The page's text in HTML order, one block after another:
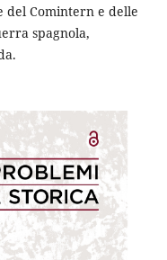
del Comintern e delle
spagnola,